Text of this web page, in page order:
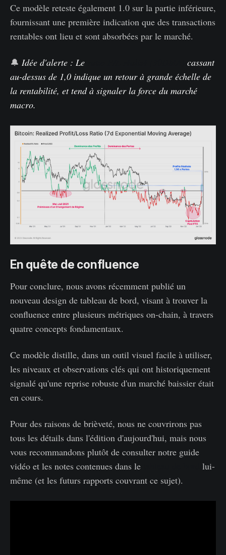
Ce modèle reteste également 1.0 sur la partie inférieure,
fournissant une première indication que des transactions
rentables ont lieu et sont absorbées par le marché.
🔔 Idée d'alerte : Le
cassant
au-dessus de 1,0 indique un retour à grande échelle de
la rentabilité, et tend à signaler la force du marché
macro.
En quête de confluence
Pour conclure, nous avons récemment publié un
nouveau design de tableau de bord, visant à trouver la
confluence entre plusieurs métriques on-chain, à travers
quatre concepts fondamentaux.
Ce modèle distille, dans un outil visuel facile à utiliser,
les niveaux et observations clés qui ont historiquement
signalé qu'une reprise robuste d'un marché baissier était
en cours.
Pour des raisons de brièveté, nous ne couvrirons pas
tous les détails dans l'édition d'aujourd'hui, mais nous
vous recommandons plutôt de consulter notre guide
vidéo et les notes contenues dans le
lui-
même (et les futurs rapports couvrant ce sujet).